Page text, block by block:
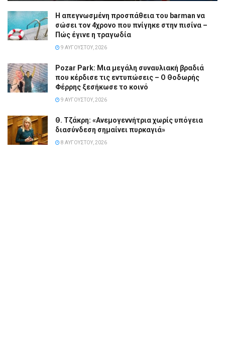
Η απεγνωσμένη προσπάθεια του barman να
σώσει τον 4χρονο που πνίγηκε στην πισίνα –
Πώς έγινε η τραγωδία
9 ΑΥΓΟΎΣΤΟΥ, 2026
Pozar Park: Μια μεγάλη συναυλιακή βραδιά
που κέρδισε τις εντυπώσεις – Ο Θοδωρής
Φέρρης ξεσήκωσε το κοινό
9 ΑΥΓΟΎΣΤΟΥ, 2026
Θ. Τζάκρη: «Ανεμογεννήτρια χωρίς υπόγεια
διασύνδεση σημαίνει πυρκαγιά»
8 ΑΥΓΟΎΣΤΟΥ, 2026